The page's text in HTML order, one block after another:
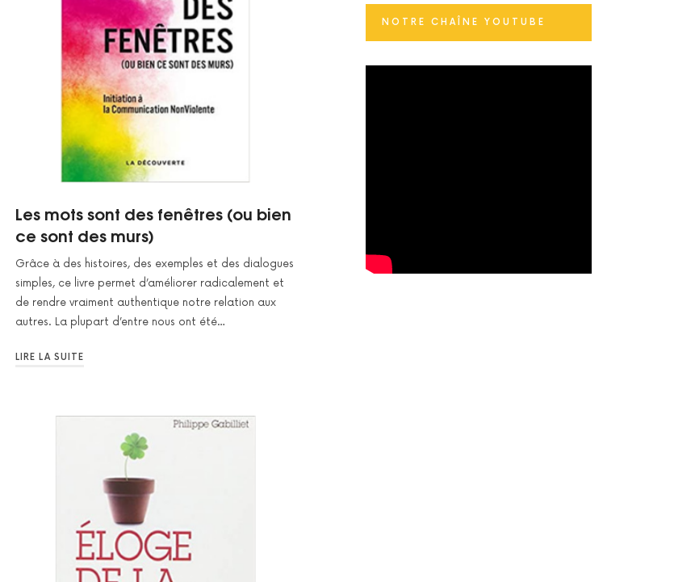
Les mots sont des fenêtres (ou bien
ce sont des murs)
Grâce à des histoires, des exemples et des dialogues
simples, ce livre permet d’améliorer radicalement et
de rendre vraiment authentique notre relation aux
autres. La plupart d’entre nous ont été…
LIRE LA SUITE
NOTRE CHAÎNE YOUTUBE